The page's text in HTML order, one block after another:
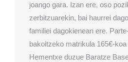
joango gara. Izan ere, oso
zerbitzuarekin, bai haurrei
familiei dagokienean ere.
bakoitzeko matrikula 165€-koa
Hementxe duzue Baratze